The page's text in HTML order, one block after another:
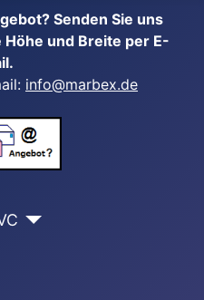
Senden Sie uns
Höhe und Breite per E-
info@marbex.de